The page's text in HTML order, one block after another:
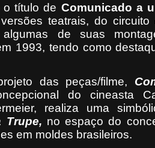
título de Comunicado a
teatrais, do circuito
de suas
1993, tendo como
das peças/filme,
do cineasta
realiza uma
Trupe, no espaço do
em moldes brasileiros.